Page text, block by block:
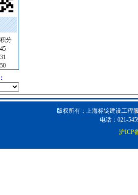
分
版权所有：上海标锭建设工程
电话：021-
沪ICP